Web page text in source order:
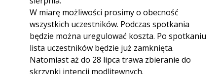
W miarę możliwości prosimy o obecność
wszystkich uczestników. Podczas spotkania
będzie można uregulować koszta. Po spotkaniu
lista uczestników będzie już zamknięta.
Natomiast aż do 28 lipca trawa zbieranie do
skrzynki intencji modlitewnych.